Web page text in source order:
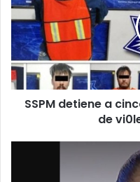
cinco
presuntos
responsables
de
vi0lenc1a
familiar
SSPM detiene a
de